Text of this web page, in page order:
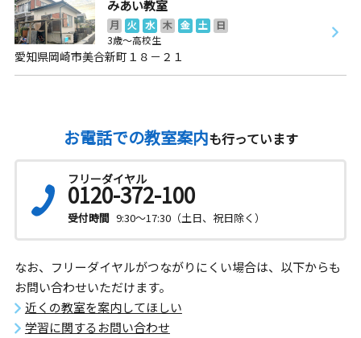
みあい教室
月 火 水 木 金 土
日
3歳～高校生
愛知県岡崎市美合新町１８－２１
お電話での教室案内も行っています
フリーダイヤル
0120-372-100
受付時間 9:30～17:30（土日、祝日除く）
なお、フリーダイヤルがつながりにくい場合は、以下からも
お問い合わせいただけます。
近くの教室を案内してほしい
学習に関するお問い合わせ